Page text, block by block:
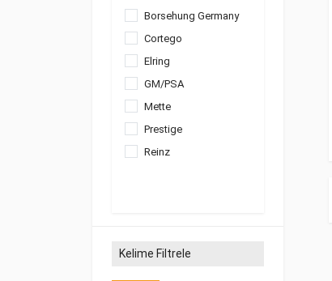
Borsehung Germany
Cortego
Elring
GM/PSA
Mette
Prestige
Reinz